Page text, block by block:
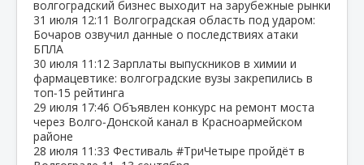
волгоградский бизнес выходит на зарубежные рынки
31 июля 12:11 Волгоградская область под ударом:
Бочаров озвучил данные о последствиях атаки
БПЛА
30 июля 11:12 Зарплаты выпускников в химии и
фармацевтике: волгоградские вузы закрепились в
топ‑15 рейтинга
29 июля 17:46 Объявлен конкурс на ремонт моста
через Волго‑Донской канал в Красноармейском
районе
28 июля 11:33 Фестиваль #ТриЧетыре пройдёт в